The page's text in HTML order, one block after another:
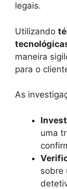
legais.
Utilizando
maneira
para o
As
uma
sobre